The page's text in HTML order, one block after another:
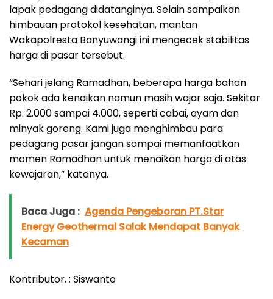
lapak pedagang didatanginya. Selain sampaikan
himbauan protokol kesehatan, mantan
Wakapolresta Banyuwangi ini mengecek stabilitas
harga di pasar tersebut.
“Sehari jelang Ramadhan, beberapa harga bahan
pokok ada kenaikan namun masih wajar saja. Sekitar
Rp. 2.000 sampai 4.000, seperti cabai, ayam dan
minyak goreng. Kami juga menghimbau para
pedagang pasar jangan sampai memanfaatkan
momen Ramadhan untuk menaikan harga di atas
kewajaran,” katanya.
Baca Juga : Agenda Pengeboran PT.Star
Energy Geothermal Salak Mendapat Banyak
Kecaman
Kontributor. : Siswanto